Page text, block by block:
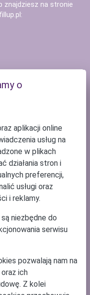
znajdziesz na stronie
:
i wzorów pism
KSeF oraz
e-pity 2027 za rok
o
aplikacji online
usług na
w plikach
działania stron i
preferencji,
usługi oraz
i reklamy.
niezbędne do
serwisu
pozwalają nam na
ich
Z kolei